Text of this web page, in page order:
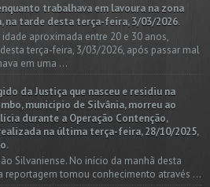
trabalhava em lavoura na zona
na tarde desta terça-feira, 3/03/2026.
aproximada entre 20 e 30 anos,
terça-feira, 3/03/2026, após passar mal
em uma ...
da Justiça que nasceu e residiu na
município de Silvânia, morreu ao
durante a Operação Contenção,
na última terça-feira, 28/10/2025,
Silvaniense. No início da manhã desta
reportagem tomou conhecimento através ...